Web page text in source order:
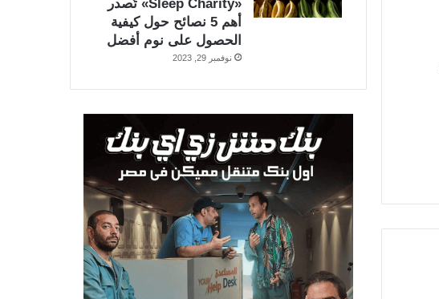
«Sleep Charity» تُصدر
أهم 5 نصائح حول كيفية
الحصول على نوم أفضل
نوفمبر 29, 2023